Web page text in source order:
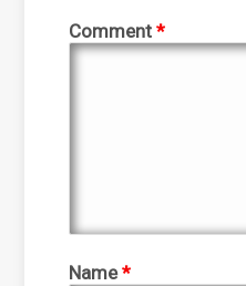
Comment*
Name*